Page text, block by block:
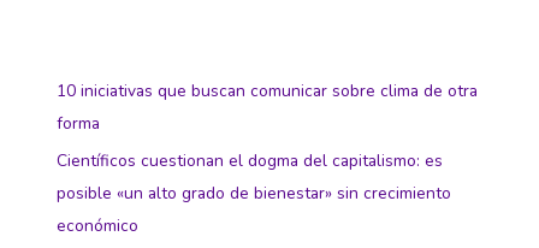
10 iniciativas que buscan comunicar sobre clima de otra
forma
Científicos cuestionan el dogma del capitalismo: es
posible «un alto grado de bienestar» sin crecimiento
económico